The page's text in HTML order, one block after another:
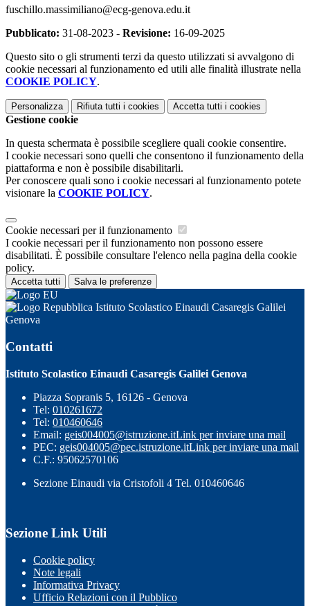
fuschillo.massimiliano@ecg-genova.edu.it
Pubblicato: 31-08-2023 - Revisione: 16-09-2025
Questo sito o gli strumenti terzi da questo utilizzati si avvalgono di
cookie necessari al funzionamento ed utili alle finalità illustrate nella
COOKIE POLICY.
Personalizza Rifiuta tutti i cookies Accetta tutti i cookies
Gestione cookie
In questa schermata è possibile scegliere quali cookie consentire.
I cookie necessari sono quelli che consentono il funzionamento della
piattaforma e non è possibile disabilitarli.
Per conoscere quali sono i cookie necessari al funzionamento potete
visionare la COOKIE POLICY.
Cookie necessari per il funzionamento
I cookie necessari per il funzionamento non possono essere
disabilitati. È possibile consultare l'elenco nella pagina della cookie
policy.
Accetta tutti Salva le preferenze
Istituto Scolastico Einaudi Casaregis Galilei
Genova
Contatti
Istituto Scolastico Einaudi Casaregis Galilei Genova
Piazza Sopranis 5, 16126 - Genova
Tel: 010261672
Tel: 010460646
Email: geis004005@istruzione.itLink per inviare una mail
PEC: geis004005@pec.istruzione.itLink per inviare una mail
C.F.: 95062570106
Sezione Einaudi via Cristofoli 4 Tel. 010460646
Sezione Link Utili
Cookie policy
Note legali
Informativa Privacy
Ufficio Relazioni con il Pubblico